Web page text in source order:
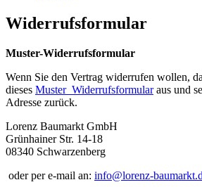
Widerrufsformular
Muster-Widerrufsformular
Wenn Sie den Vertrag widerrufen wollen,
dieses Muster_Widerrufsformularaus und
Adresse zurück.
Lorenz Baumarkt GmbH
Grünhainer Str. 14-18
08340 Schwarzenberg
oder per e-mail an: info@lorenz-